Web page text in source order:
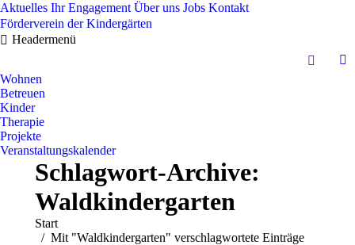
Aktuelles Ihr Engagement Über uns Jobs Kontakt
Förderverein der Kindergärten
Headermenü
Search:
Wohnen
Betreuen
Kinder
Therapie
Projekte
Veranstaltungskalender
Schlagwort-Archive:
Waldkindergarten
Sie befinden sich hier:
Start
Mit "Waldkindergarten" verschlagwortete Einträge